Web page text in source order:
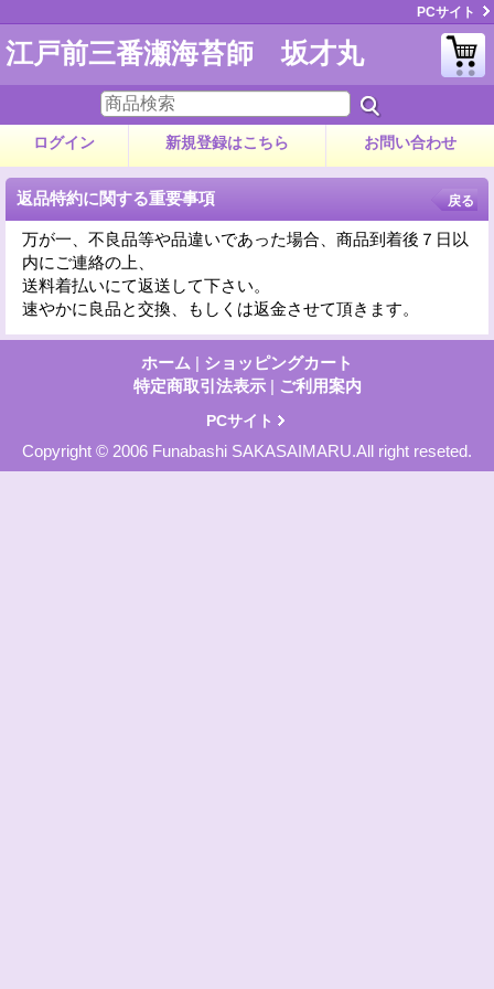
PCサイト
江戸前三番瀬海苔師 坂才丸
ログイン 新規登録はこちら お問い合わせ
返品特約に関する重要事項 戻る
万が一、不良品等や品違いであった場合、商品到着後７日以
内にご連絡の上、
送料着払いにて返送して下さい。
速やかに良品と交換、もしくは返金させて頂きます。
ホーム | ショッピングカート
特定商取引法表示 | ご利用案内
PCサイト
Copyright © 2006 Funabashi SAKASAIMARU.All right reseted.